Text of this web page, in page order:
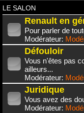
LE SALON
Renault en
Pour parler de
Modérateur:
Défouloir
Vous n'êtes pas
ailleurs...
Modérateur:
Juridique
Vous avez des
Modérateur: